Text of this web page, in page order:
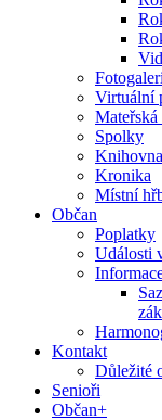
Virtuální
Mateřská
Spolky
Knihovna
Kronika
Místní
Občan
Poplatky
Události
Kontakt
Důležité
Senioři
Občan+